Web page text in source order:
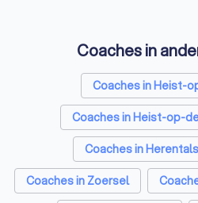
Reisbureaus in
Personal trainers
Coaches in
Coaches in Heist-
Coaches in Heist-op-
Coaches in
Coaches in Zoersel